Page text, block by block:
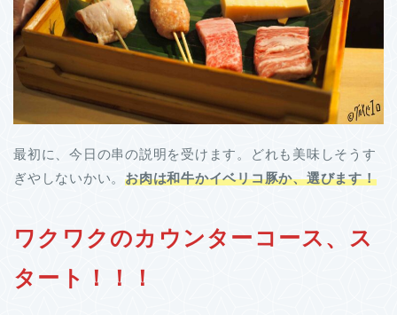
最初に、今日の串の説明を受けます。どれも美味しそうす
ぎやしないかい。お肉は和牛かイベリコ豚か、選びます！
ワクワクのカウンターコース、ス
タート！！！